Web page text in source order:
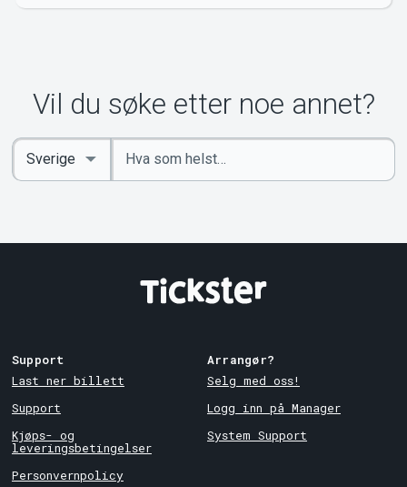
Vil du søke etter noe annet?
Angi
nøkkelord
Select
Country
Support
Last ner billett
Support
Kjøps- og
leveringsbetingelser
Personvernpolicy
Arrangør?
Selg med oss!
Logg inn på Manager
System Support